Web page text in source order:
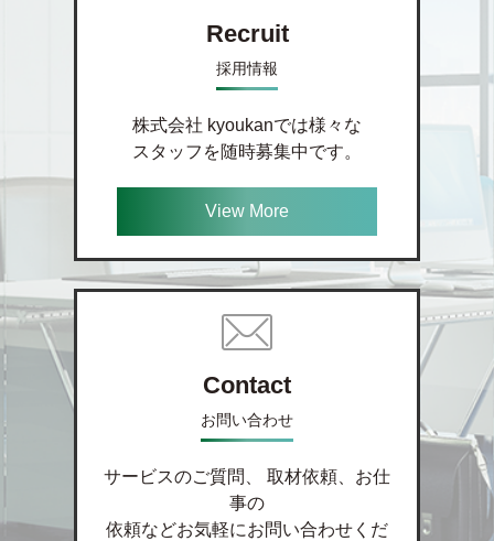
Recruit
採用情報
株式会社 kyoukanでは様々な
スタッフを随時募集中です。
View More
Contact
お問い合わせ
サービスのご質問、 取材依頼、お仕
事の
依頼などお気軽にお問い合わせくだ